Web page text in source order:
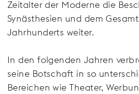
Zeitalter der Moderne die
Synästhesien und dem
Jahrhunderts weiter.
In den folgenden Jahren
seine Botschaft in so
Bereichen wie Theater,